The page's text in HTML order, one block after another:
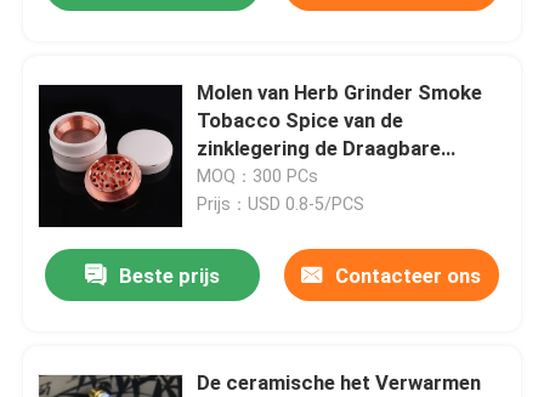
Molen van Herb Grinder Smoke
Tobacco Spice van de
zinklegering de Draagbare
Creatieve Ceramische
MOQ：300 PCs
Prijs：USD 0.8-5/PCS
Beste prijs Contacteer ons
De ceramische het Verwarmen